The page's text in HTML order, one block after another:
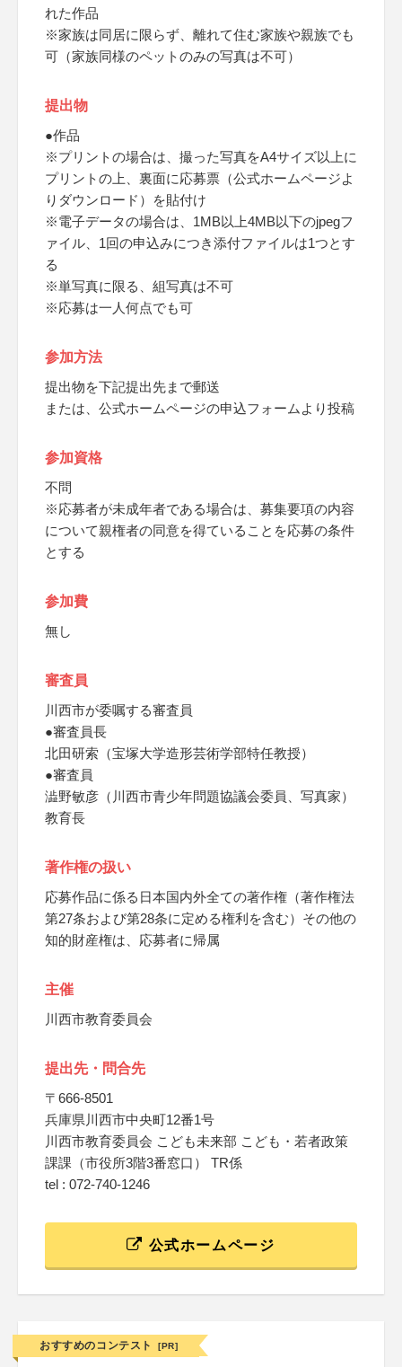
れた作品
※家族は同居に限らず、離れて住む家族や親族でも
可（家族同様のペットのみの写真は不可）
提出物
●作品
※プリントの場合は、撮った写真をA4サイズ以上に
プリントの上、裏面に応募票（公式ホームページよ
りダウンロード）を貼付け
※電子データの場合は、1MB以上4MB以下のjpegフ
ァイル、1回の申込みにつき添付ファイルは1つとす
る
※単写真に限る、組写真は不可
※応募は一人何点でも可
参加方法
提出物を下記提出先まで郵送
または、公式ホームページの申込フォームより投稿
参加資格
不問
※応募者が未成年者である場合は、募集要項の内容
について親権者の同意を得ていることを応募の条件
とする
参加費
無し
審査員
川西市が委嘱する審査員
●審査員長
北田研索（宝塚大学造形芸術学部特任教授）
●審査員
澁野敏彦（川西市青少年問題協議会委員、写真家）
教育長
著作権の扱い
応募作品に係る日本国内外全ての著作権（著作権法
第27条および第28条に定める権利を含む）その他の
知的財産権は、応募者に帰属
主催
川西市教育委員会
提出先・問合先
〒666-8501
兵庫県川西市中央町12番1号
川西市教育委員会 こども未来部 こども・若者政策
課課（市役所3階3番窓口） TR係
tel : 072-740-1246
公式ホームページ
おすすめのコンテスト [PR]